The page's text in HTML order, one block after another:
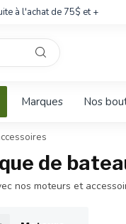
à l'achat de 75$ et +
et
le
résultat
Marques Nos
de
nos moteurs et